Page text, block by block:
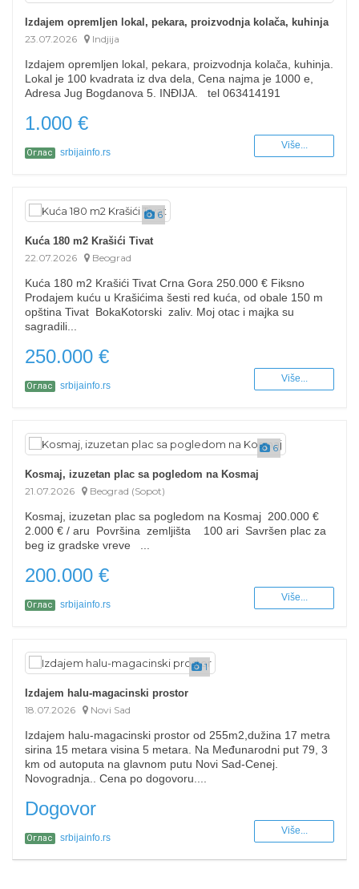
Izdajem opremljen lokal, pekara, proizvodnja kolača, kuhinja
23.07.2026
Indjija
Izdajem opremljen lokal, pekara, proizvodnja kolača, kuhinja.
Lokal je 100 kvadrata iz dva dela, Cena najma je 1000 e,
Adresa Jug Bogdanova 5. INĐIJA. tel 063414191
1.000 €
Оглас srbijainfo.rs
Više...
6
Kuća 180 m2 Krašići Tivat
22.07.2026
Beograd
Kuća 180 m2 Krašići Tivat Crna Gora 250.000 € Fiksno
Prodajem kuću u Krašićima šesti red kuća, od obale 150 m
opština Tivat BokaKotorski zaliv. Moj otac i majka su
sagradili...
250.000 €
Оглас srbijainfo.rs
Više...
6
Kosmaj, izuzetan plac sa pogledom na Kosmaj
21.07.2026
Beograd (Sopot)
Kosmaj, izuzetan plac sa pogledom na Kosmaj 200.000 €
2.000 € / aru Površina zemljišta 100 ari Savršen plac za
beg iz gradske vreve ...
200.000 €
Оглас srbijainfo.rs
Više...
1
Izdajem halu-magacinski prostor
18.07.2026
Novi Sad
Izdajem halu-magacinski prostor od 255m2,dužina 17 metra
sirina 15 metara visina 5 metara. Na Međunarodni put 79, 3
km od autoputa na glavnom putu Novi Sad-Cenej.
Novogradnja.. Cena po dogovoru....
Dogovor
Оглас srbijainfo.rs
Više...